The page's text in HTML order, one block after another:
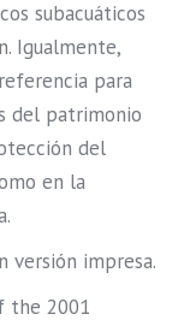
subacuáticos
Igualmente,
para
del patrimonio
del
en la
versión impresa.
the 2001